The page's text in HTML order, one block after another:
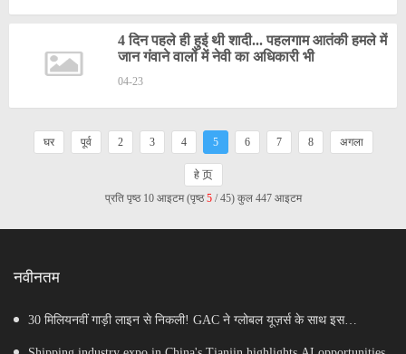
4 दिन पहले ही हुई थी शादी... पहलगाम आतंकी हमले में
जान गंवाने वालों में नेवी का अधिकारी भी
04-23
घर पूर्व 2 3 4 5 6 7 8 अगला
हे 页
प्रति पृष्ठ 10 आइटम (पृष्ठ5/ 45) कुल 447 आइटम
नवीनतम
30 मिलियनवीं गाड़ी लाइन से निकली! GAC ने ग्लोबल यूज़र्स के साथ इस